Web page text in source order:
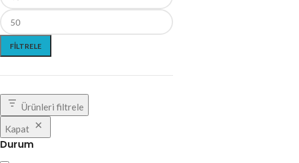
FILTRELE
Ürünleri filtrele
Kapat
Durum